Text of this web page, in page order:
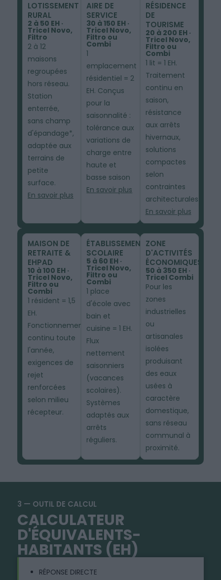
LOTISSEMENT
RURAL
2 à 50 EH ·
Tricel Novo,
Filtro
2 à 12
maisons
regroupées
hors réseau.
Station
enterrée,
sans champ
d'épandage*,
adaptée aux
terrains de
petite
surface.
En savoir plus
AIRE DE
SERVICE
30 à 150 EH ·
Tricel Novo,
Filtro ou
Combi
1
emplacement
résidentiel = 2
EH. Conçus
pour la
saisonnalité :
tolérance aux
variations de
charge entre
haute et
basse saison
En savoir plus
RÉSIDENCE
DE
TOURISME
20 à 200 EH ·
Tricel Novo,
Filtro ou
Combi
1 lit = 1 EH.
Traitement
continu en
saison,
résistance
aux arrêts
hivernaux,
solutions
compactes
selon
contraintes
architecturales.
En savoir plus
MAISON DE
RETRAITE &
EHPAD
10 à 100 EH ·
Tricel Novo,
Filtro ou
Combi
1 résident = 1,5
EH.
Fonctionnement
continu toute
l'année,
exigences de
rejet
renforcées
selon milieu
récepteur.
ÉTABLISSEMENT
SCOLAIRE
5 à 60 EH ·
Tricel Novo,
Filtro ou
Combi
1 place
d'école avec
bain et
cuisine = 1 EH.
Flux
nettement
saisonniers
(vacances
scolaires).
Systèmes
adaptés aux
arrêts
réguliers.
ZONE
D'ACTIVITÉS
ÉCONOMIQUES
50 à 350 EH ·
Tricel Combi
Pour les
zones
industrielles
ou
artisanales
isolées
produisant
des eaux
usées à
caractère
domestique,
sans réseau
communal à
proximité.
3 — OUTIL DE CALCUL
CALCULATEUR
D'ÉQUIVALENTS-
HABITANTS (EH)
RÉPONSE DIRECTE